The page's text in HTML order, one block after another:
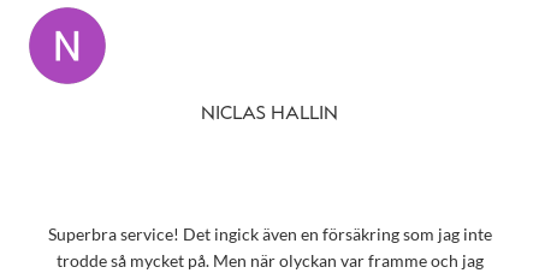
NICLAS HALLIN
Superbra service! Det ingick även en försäkring som jag inte
trodde så mycket på. Men när olyckan var framme och jag